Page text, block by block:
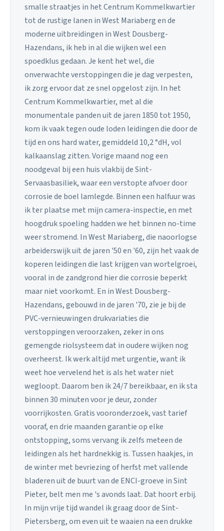
smalle straatjes in het Centrum Kommelkwartier
tot de rustige lanen in West Mariaberg en de
moderne uitbreidingen in West Dousberg-
Hazendans, ik heb in al die wijken wel een
spoedklus gedaan. Je kent het wel, die
onverwachte verstoppingen die je dag verpesten,
ik zorg ervoor dat ze snel opgelost zijn. In het
Centrum Kommelkwartier, met al die
monumentale panden uit de jaren 1850 tot 1950,
kom ik vaak tegen oude loden leidingen die door de
tijd en ons hard water, gemiddeld 10,2 °dH, vol
kalkaanslag zitten. Vorige maand nog een
noodgeval bij een huis vlakbij de Sint-
Servaasbasiliek, waar een verstopte afvoer door
corrosie de boel lamlegde. Binnen een halfuur was
ik ter plaatse met mijn camera-inspectie, en met
hoogdruk spoeling hadden we het binnen no-time
weer stromend. In West Mariaberg, die naoorlogse
arbeiderswijk uit de jaren '50 en '60, zijn het vaak de
koperen leidingen die last krijgen van wortelgroei,
vooral in de zandgrond hier die corrosie beperkt
maar niet voorkomt. En in West Dousberg-
Hazendans, gebouwd in de jaren '70, zie je bij de
PVC-vernieuwingen drukvariaties die
verstoppingen veroorzaken, zeker in ons
gemengde riolsysteem dat in oudere wijken nog
overheerst. Ik werk altijd met urgentie, want ik
weet hoe vervelend het is als het water niet
wegloopt. Daarom ben ik 24/7 bereikbaar, en ik sta
binnen 30 minuten voor je deur, zonder
voorrijkosten. Gratis vooronderzoek, vast tarief
vooraf, en drie maanden garantie op elke
ontstopping, soms vervang ik zelfs meteen de
leidingen als het hardnekkig is. Tussen haakjes, in
de winter met bevriezing of herfst met vallende
bladeren uit de buurt van de ENCI-groeve in Sint
Pieter, belt men me 's avonds laat. Dat hoort erbij.
In mijn vrije tijd wandel ik graag door de Sint-
Pietersberg, om even uit te waaien na een drukke